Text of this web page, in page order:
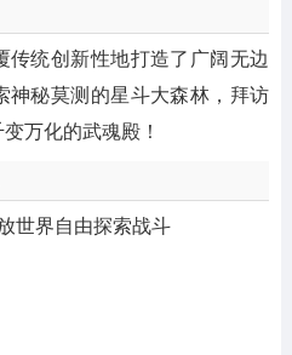
统创新性地打造了广阔无边
神秘莫测的星斗大森林，拜访
万化的武魂殿！
世界自由探索战斗